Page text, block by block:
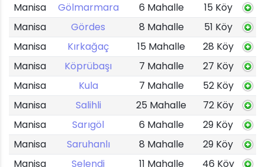
Manisa
Gölmarmara 6 Mahalle
15 Köy
Manisa
Gördes 8 Mahalle
51 Köy
Manisa
Kırkağaç 15 Mahalle
28 Köy
Manisa
Köprübaşı 7 Mahalle
27 Köy
Manisa
Kula 7 Mahalle
52 Köy
Manisa
Salihli 25 Mahalle
72 Köy
Manisa
Sarıgöl 6 Mahalle
29 Köy
Manisa
Saruhanlı 8 Mahalle
29 Köy
Manisa
Selendi 11 Mahalle
46 Köy